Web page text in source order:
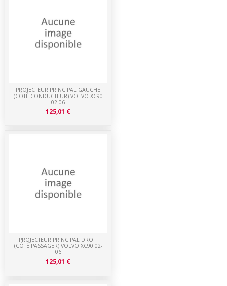
PROJECTEUR PRINCIPAL DROIT
(CÔTÉ PASSAGER) VOLVO XC90 02-
06
125,01 €
PROJECTEUR PRINCIPAL GAUCHE
(CÔTÉ CONDUCTEUR) VOLVO XC90
02-06
125,01 €